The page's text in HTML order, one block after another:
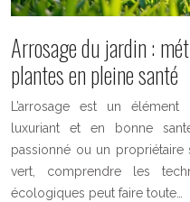
Arrosage du jardin :
plantes en pleine santé
L’arrosage est un
luxuriant et en bonne
passionné ou un propriétaire
vert, comprendre les
écologiques peut faire toute…